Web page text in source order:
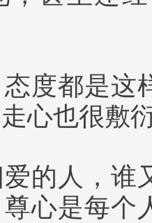
度都是这
心也很敷
的人，谁
心是每个